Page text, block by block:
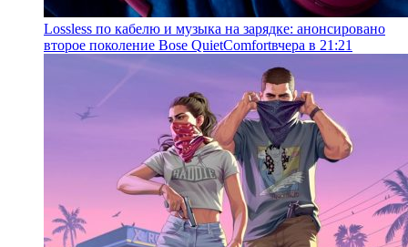
Lossless по кабелю и музыка на зарядке: анонсировано
второе поколение Bose QuietComfortвчера в 21:21